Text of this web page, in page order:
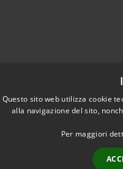
Questo sito web utilizza cookie
alla navigazione del sito,
Per maggiori